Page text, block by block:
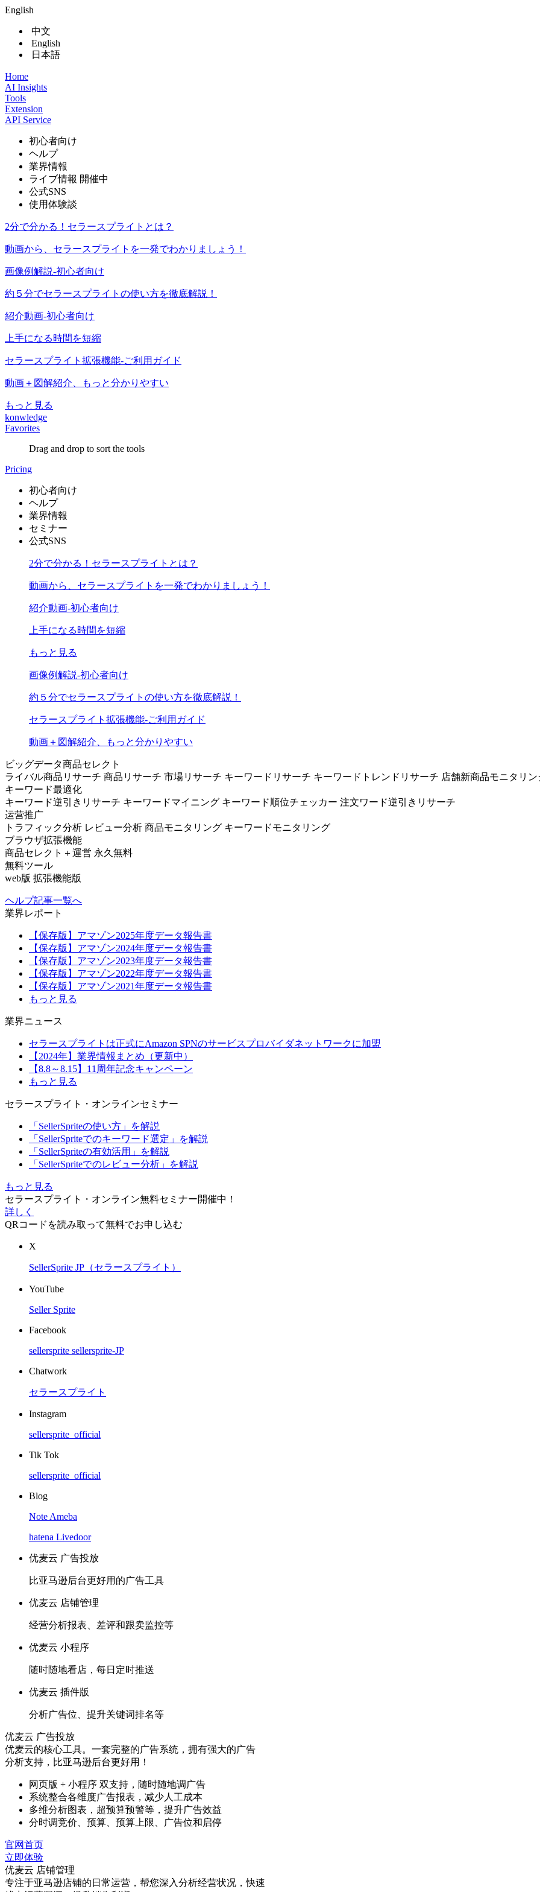
English
中文
English
日本語
Home
AI Insights
Tools
Extension
API Service
初心者向け
ヘルプ
業界情報
ライブ情報 開催中
公式SNS
使用体験談
2分で分かる！セラースプライトとは？
動画から、セラースプライトを一発でわかりましょう！
画像例解説-初心者向け
約５分でセラースプライトの使い方を徹底解説！
紹介動画-初心者向け
上手になる時間を短縮
セラースプライト拡張機能-ご利用ガイド
動画＋図解紹介、もっと分かりやすい
もっと見る
konwledge
Favorites
Drag and drop to sort the tools
Pricing
初心者向け
ヘルプ
業界情報
セミナー
公式SNS
2分で分かる！セラースプライトとは？
動画から、セラースプライトを一発でわかりましょう！
紹介動画-初心者向け
上手になる時間を短縮
もっと見る
画像例解説-初心者向け
約５分でセラースプライトの使い方を徹底解説！
セラースプライト拡張機能-ご利用ガイド
動画＋図解紹介、もっと分かりやすい
ビッグデータ商品セレクト
ライバル商品リサーチ 商品リサーチ 市場リサーチ キーワードリサーチ キーワードトレンドリサーチ 店舗新商品モニタリン
キーワード最適化
キーワード逆引きリサーチ キーワードマイニング キーワード順位チェッカー 注文ワード逆引きリサーチ
运营推广
トラフィック分析 レビュー分析 商品モニタリング キーワードモニタリング
ブラウザ拡張機能
商品セレクト＋運営 永久無料
無料ツール
web版 拡張機能版
ヘルプ記事一覧へ
業界レポート
【保存版】アマゾン2025年度データ報告書
【保存版】アマゾン2024年度データ報告書
【保存版】アマゾン2023年度データ報告書
【保存版】アマゾン2022年度データ報告書
【保存版】アマゾン2021年度データ報告書
もっと見る
業界ニュース
セラースプライトは正式にAmazon SPNのサービスプロバイダネットワークに加盟
【2024年】業界情報まとめ（更新中）
【8.8～8.15】11周年記念キャンペーン
もっと見る
セラースプライト・オンラインセミナー
「SellerSpriteの使い方」を解説
「SellerSpriteでのキーワード選定」を解説
「SellerSpriteの有効活用」を解説
「SellerSpriteでのレビュー分析」を解説
もっと見る
セラースプライト・オンライン無料セミナー開催中！
詳しく
QRコードを読み取って無料でお申し込む
X
SellerSprite JP（セラースプライト）
YouTube
Seller Sprite
Facebook
sellersprite sellersprite-JP
Chatwork
セラースプライト
Instagram
sellersprite_official
Tik Tok
sellersprite_official
Blog
Note Ameba
hatena Livedoor
优麦云 广告投放
比亚马逊后台更好用的广告工具
优麦云 店铺管理
经营分析报表、差评和跟卖监控等
优麦云 小程序
随时随地看店，每日定时推送
优麦云 插件版
分析广告位、提升关键词排名等
优麦云 广告投放
优麦云的核心工具。一套完整的广告系统，拥有强大的广告
分析支持，比亚马逊后台更好用！
网页版 + 小程序 双支持，随时随地调广告
系统整合各维度广告报表，减少人工成本
多维分析图表，超预算预警等，提升广告效益
分时调竞价、预算、预算上限、广告位和启停
官网首页
立即体验
优麦云 店铺管理
专注于亚马逊店铺的日常运营，帮您深入分析经营状况，快速